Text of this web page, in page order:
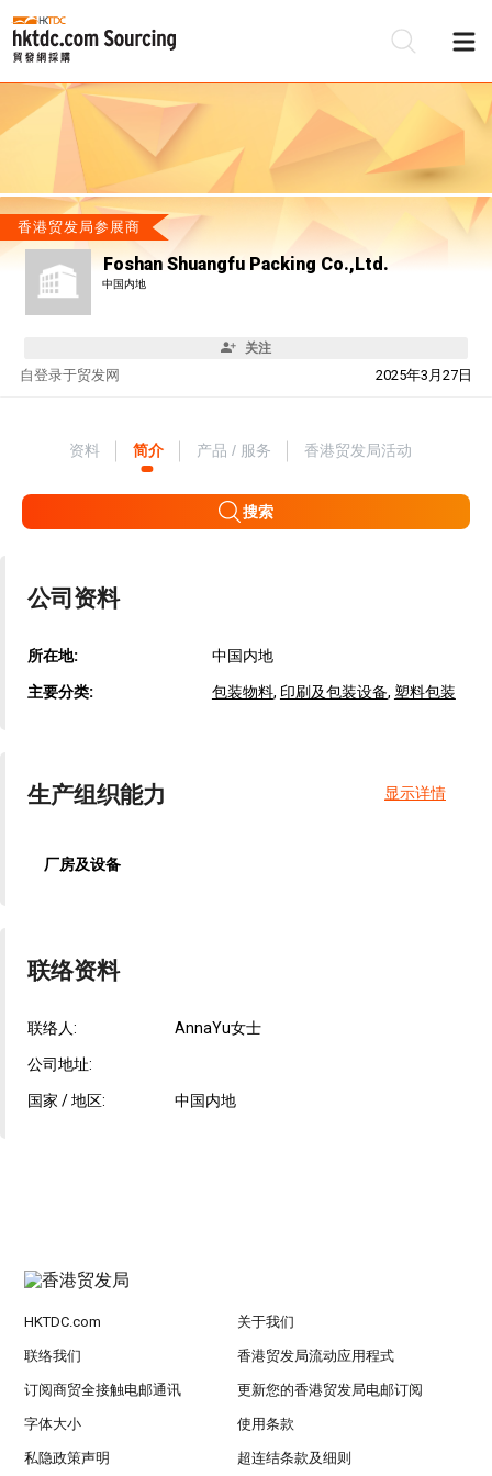
香港贸发局参展商
Foshan Shuangfu Packing Co.,Ltd.
中国内地
关注
自 2025年3月27日
登录于贸发网
资料 简介 产品 / 服务 香港贸发局活动
搜索
公司资料
所在地: 中国内地
主要分类: 包装物料, 印刷及包装设备, 塑料包装
生产组织能力 显示详情
厂房及设备
联络资料
联络人: AnnaYu女士
公司地址:
国家 / 地区: 中国内地
HKTDC.com 关于我们
联络我们 香港贸发局流动应用程式
订阅商贸全接触电邮通讯 更新您的香港贸发局电邮订阅
字体大小 使用条款
私隐政策声明 超连结条款及细则